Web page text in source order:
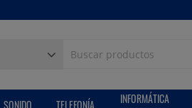
SONIDO TELEFONÍA
INFORMÁTICA